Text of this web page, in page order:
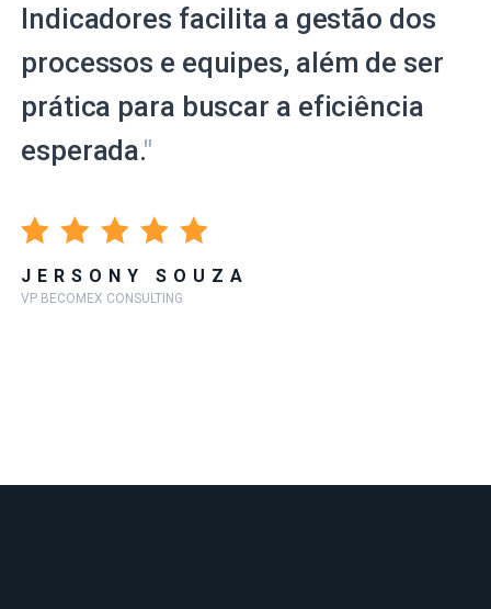
Indicadores facilita a gestão dos
processos e equipes, além de ser
prática para buscar a eficiência
esperada."
JERSONY SOUZA
VP BECOMEX CONSULTING